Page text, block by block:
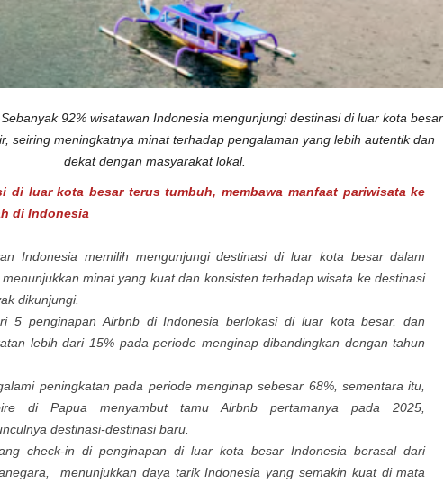
Sebanyak 92% wisatawan Indonesia mengunjungi destinasi di luar kota besar
seiring meningkatnya minat terhadap pengalaman yang lebih autentik dan
dekat dengan masyarakat lokal.
di luar kota besar terus tumbuh, membawa manfaat pariwisata ke
di Indonesia
Indonesia memilih mengunjungi destinasi di luar kota besar dalam
minat yang kuat dan konsisten terhadap wisata ke destinasi
dikunjungi.
5 penginapan Airbnb di Indonesia berlokasi di luar kota besar, dan
lebih dari 15% pada periode menginap dibandingkan dengan tahun
peningkatan pada periode menginap sebesar 68%, sementara itu,
di Papua menyambut tamu Airbnb pertamanya pada 2025,
destinasi-destinasi baru.
check-in di penginapan di luar kota besar Indonesia berasal dari
menunjukkan daya tarik Indonesia yang semakin kuat di mata